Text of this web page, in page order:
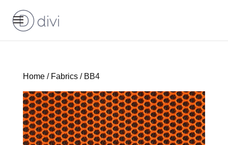
Home/ Fabrics/ BB4